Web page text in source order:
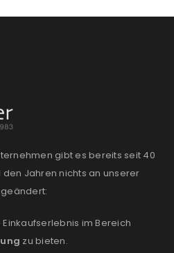
you would like to hear from
gibt es bereits seit 40
Jahren nichts an unserer
im Bereich
zu bieten.